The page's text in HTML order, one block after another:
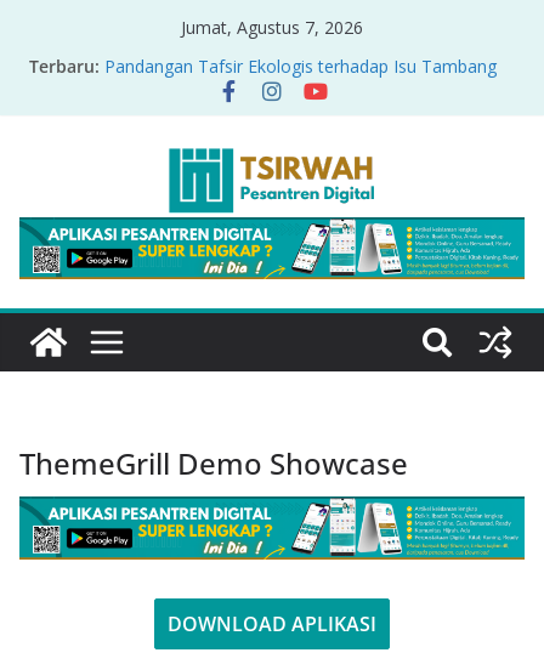
Jumat, Agustus 7, 2026
Terbaru: Pandangan Tafsir Ekologis terhadap Isu Tambang
Nikel di Raja Ampat
PRODUK RELASI KUASA-IDIOLOGI PADA TAFSIR
Sirah Nabawiyah
Oversharing dan Privasi dalam Al-Qur’an: “Ketika
Ayat Bicara Soal Curhat di Sosmed”
Menyikapi Fatherless, Kisah Lukman Menjadi
Cerminan
ThemeGrill Demo Showcase
DOWNLOAD APLIKASI